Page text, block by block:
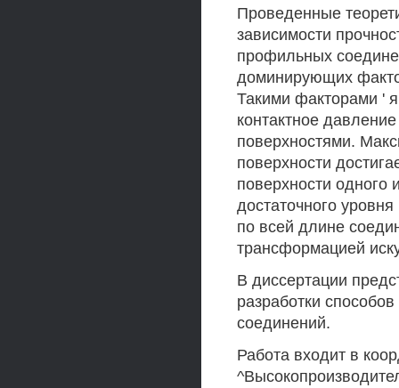
Проведенные
зависимости
профильных
доминирующих
Такими факторами '
контактное
поверхностями.
поверхности
поверхности одного
достаточного
по всей длине
трансформацией
В диссертации
разработки
соединений.
Работа входит в